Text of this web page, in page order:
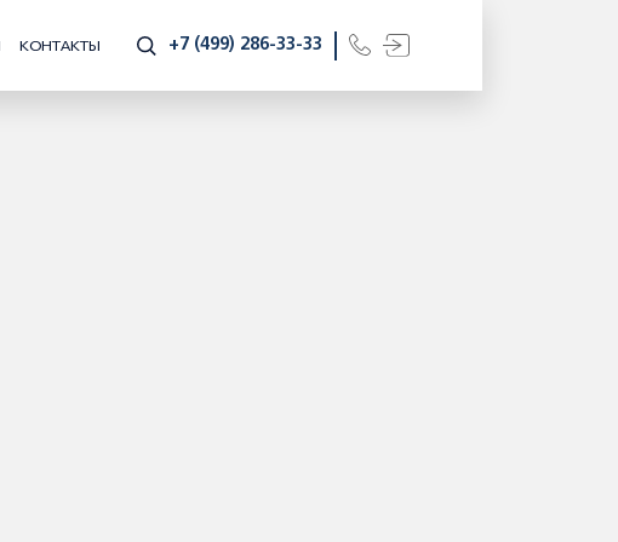
КОНТАКТЫ +7 (499) 286-33-33